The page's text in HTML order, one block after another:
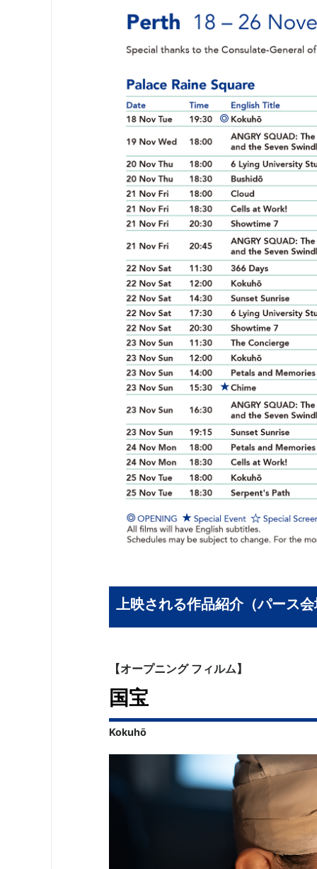
上映される作品紹介（パース
【オープニング フィルム】
国宝
Kokuhō